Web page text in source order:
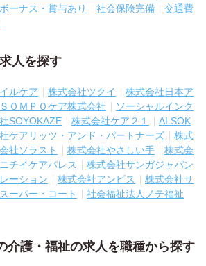
ボーナス・賞与あり 社会保険完備
交通費
人を探す
ルケア 株式会社ツクイ
株式会社日本ア
ＳＯＭＰＯケア株式会社
ソーシャルインク
SOYOKAZE 株式会社ケア２１
ALSOK
ケアリッツ・アンド・パートナーズ
株式
社ソラスト 株式会社やさしい手
株式会
チイケアパレス
株式会社サンガジャパン
ーション
株式会社アンビス
株式会社サ
ーパー・コート
社会福祉法人ノテ福祉
介護・福祉の求人を職種から探す